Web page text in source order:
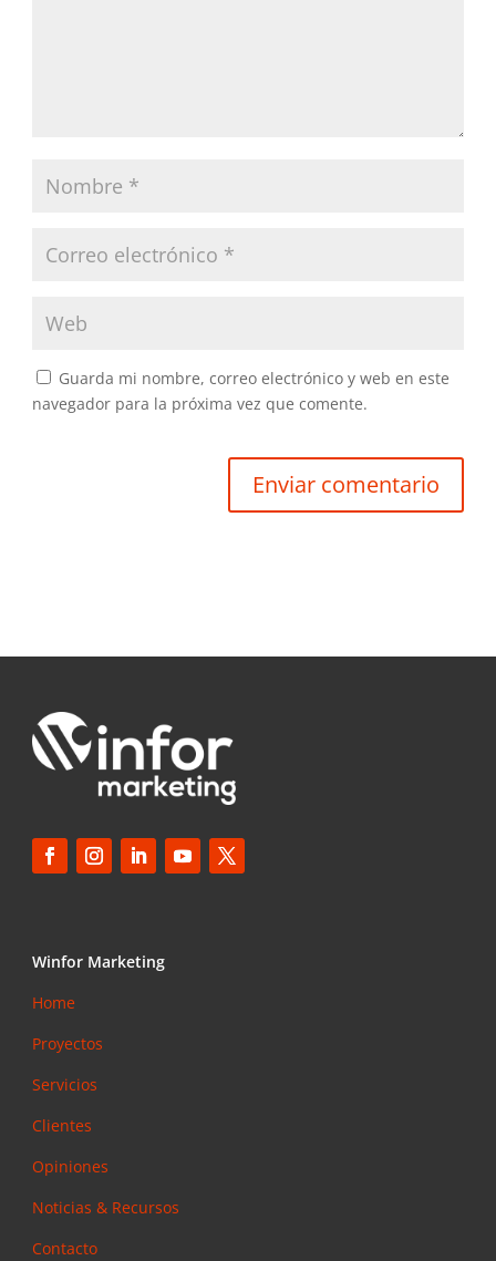
Guarda mi nombre, correo electrónico y web en este
navegador para la próxima vez que comente.
Enviar comentario
Winfor Marketing
Home
Proyectos
Servicios
Clientes
Opiniones
Noticias & Recursos
Contacto